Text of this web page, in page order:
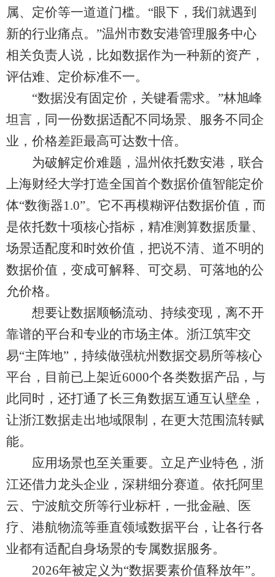
属、定价等一道道门槛。“眼下，我们就遇到
新的行业痛点。”温州市数安港管理服务中心
相关负责人说，比如数据作为一种新的资产，
评估难、定价标准不一。
“数据没有固定价，关键看需求。”林旭峰
坦言，同一份数据适配不同场景、服务不同企
业，价格差距最高可达数十倍。
为破解定价难题，温州依托数安港，联合
上海财经大学打造全国首个数据价值智能定价
体“数衡器1.0”。它不再模糊评估数据价值，而
是依托数十项核心指标，精准测算数据质量、
场景适配度和时效价值，把说不清、道不明的
数据价值，变成可解释、可交易、可落地的公
允价格。
想要让数据顺畅流动、持续变现，离不开
靠谱的平台和专业的市场主体。浙江筑牢交
易“主阵地”，持续做强杭州数据交易所等核心
平台，目前已上架近6000个各类数据产品，与
此同时，还打通了长三角数据互通互认壁垒，
让浙江数据走出地域限制，在更大范围流转赋
能。
应用场景也至关重要。立足产业特色，浙
江还借力龙头企业，深耕细分赛道。依托阿里
云、宁波航交所等行业标杆，一批金融、医
疗、港航物流等垂直领域数据平台，让各行各
业都有适配自身场景的专属数据服务。
2026年被定义为“数据要素价值释放年”。